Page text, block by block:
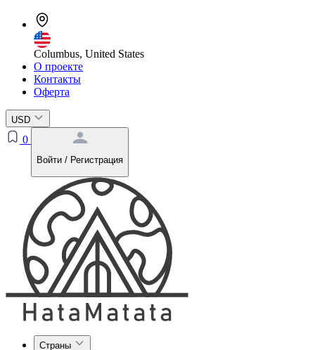
Columbus, United States
О проекте
Контакты
Оферта
USD
0
Войти / Регистрация
Страны